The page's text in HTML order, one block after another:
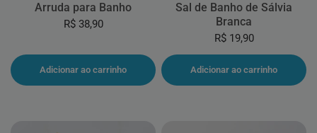
Arruda para Banho
R$ 38,90
Adicionar ao carrinho
Sal de Banho de Sálvia
Branca
R$ 19,90
Adicionar ao carrinho